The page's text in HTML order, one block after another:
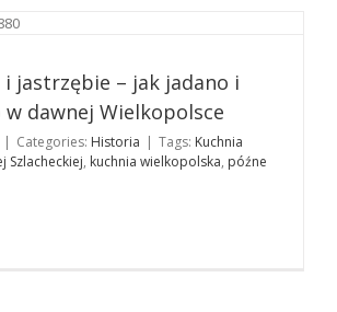
jastrzębie – jak jadano i polowano w
i jastrzębie – jak jadano i
dawnej Wielkopolsce
| Categories: Historia | Tags: Kuchnia
Szlacheckiej, kuchnia wielkopolska, późne